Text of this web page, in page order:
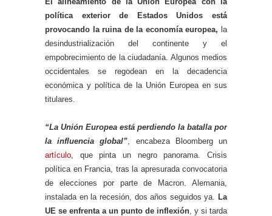
política exterior de Estados Unidos está
provocando la ruina de la economía europea, la
desindustrialización del continente y el
empobrecimiento de la ciudadanía. Algunos medios
occidentales se regodean en la decadencia
económica y política de la Unión Europea en sus
titulares.
“La Unión Europea está perdiendo la batalla por
la influencia global” , encabeza Bloomberg un
artículo , que pinta un negro panorama. Crisis
política en Francia, tras la apresurada convocatoria
de elecciones por parte de Macron. Alemania,
instalada en la recesión, dos años seguidos ya.
La
UE se enfrenta a un punto de inflexión , y si tarda